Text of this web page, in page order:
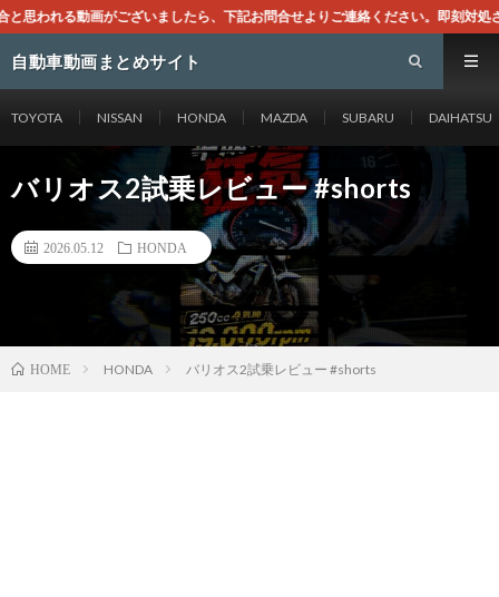
したら、下記お問合せよりご連絡ください。即刻対処させて頂きます。な
自動車動画まとめサイト
TOYOTA NISSAN HONDA MAZDA SUBARU DAIHATSU
バリオス2試乗レビュー #shorts
2026.05.12 HONDA
HOME HONDA バリオス2試乗レビュー #shorts